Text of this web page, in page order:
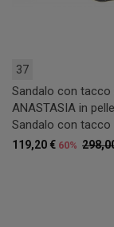
37
Sandalo con tacco
ANASTASIA in
Sandalo con tacco
119,20 € 60%